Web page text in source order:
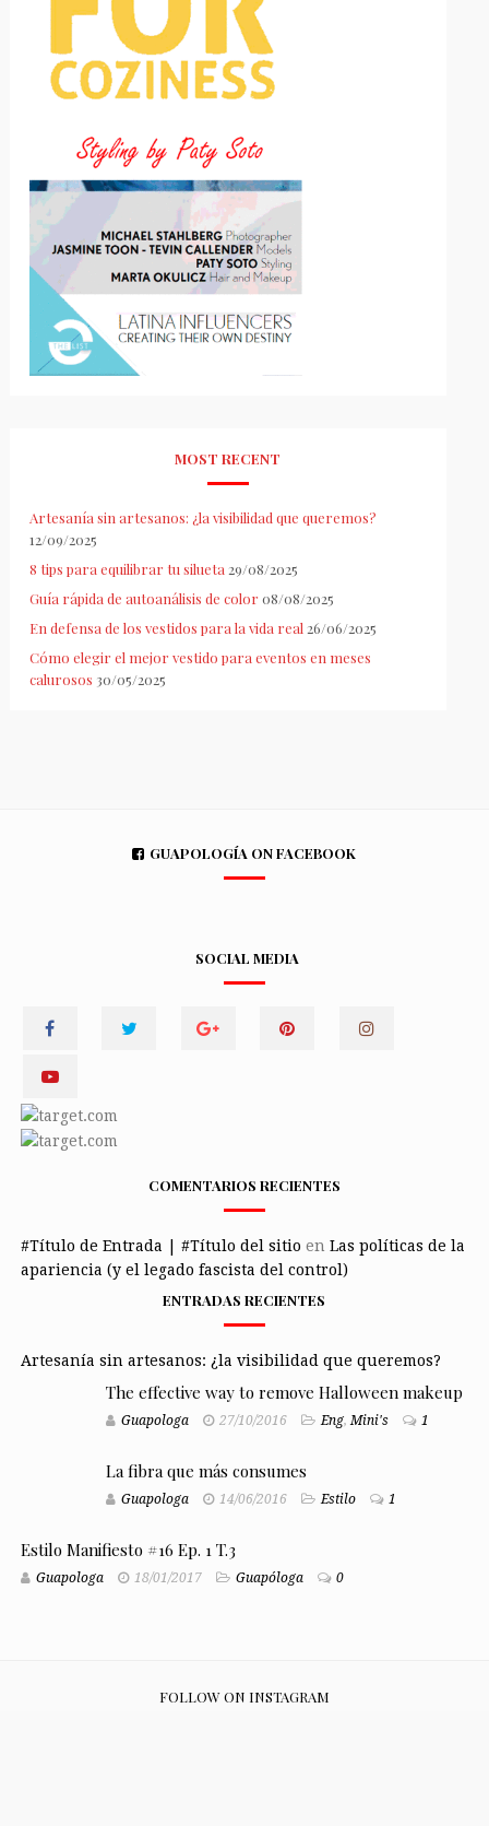
MOST RECENT
Artesanía sin artesanos: ¿la visibilidad que queremos?
12/09/2025
8 tips para equilibrar tu silueta 29/08/2025
Guía rápida de autoanálisis de color 08/08/2025
En defensa de los vestidos para la vida real 26/06/2025
Cómo elegir el mejor vestido para eventos en meses
calurosos 30/05/2025
GUAPOLOGÍA ON FACEBOOK
SOCIAL MEDIA
COMENTARIOS RECIENTES
#Título de Entrada | #Título del sitio en Las políticas de la
apariencia (y el legado fascista del control)
ENTRADAS RECIENTES
Artesanía sin artesanos: ¿la visibilidad que queremos?
The effective way to remove Halloween makeup
Guapologa 27/10/2016 Eng,Mini's 1
La fibra que más consumes
Guapologa 14/06/2016 Estilo 1
Estilo Manifiesto #16 Ep. 1 T.3
Guapologa 18/01/2017 Guapóloga 0
FOLLOW ON INSTAGRAM